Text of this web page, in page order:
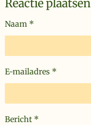
Reactie plaatsen
Naam *
E-mailadres *
Bericht *